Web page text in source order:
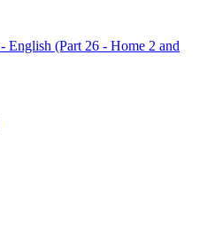
English (Part 26 - Home 2 and